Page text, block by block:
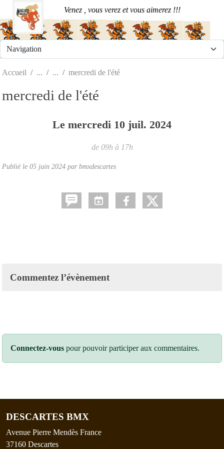
Venez , vous verez et vous aimerez !!!
Accueil mercredi de l'été
mercredi de l'été
Le mercredi 10 juil. 2024
de 09h à 17h
Publié le 05 juin 2024 parbmxdescartes
Commentez l’évènement
Connectez-vous pour pouvoir participer aux commentaires.
DESCARTES BMX
Avenue Pierre Mendès France
37160 Descartes
Panneau de gestion des cookies